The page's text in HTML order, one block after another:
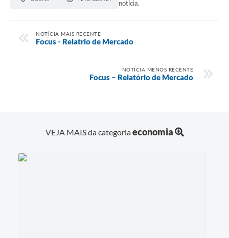
notícia.
NOTÍCIA MAIS RECENTE
Focus - Relatrio de Mercado
NOTÍCIA MENOS RECENTE
Focus – Relatório de Mercado
VEJA MAIS da categoriaeconomia